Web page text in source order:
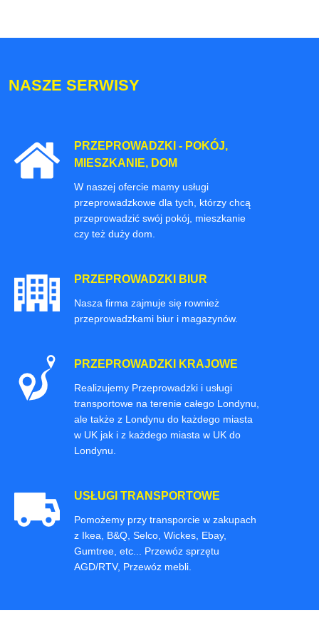
NASZE SERWISY
PRZEPROWADZKI - POKÓJ,
MIESZKANIE, DOM
W naszej ofercie mamy usługi
przeprowadzkowe dla tych, którzy chcą
przeprowadzić swój pokój, mieszkanie
czy też duży dom.
PRZEPROWADZKI BIUR
Nasza firma zajmuje się rownież
przeprowadzkami biur i magazynów.
PRZEPROWADZKI KRAJOWE
Realizujemy Przeprowadzki i usługi
transportowe na terenie całego Londynu,
ale także z Londynu do każdego miasta
w UK jak i z każdego miasta w UK do
Londynu.
USŁUGI TRANSPORTOWE
Pomożemy przy transporcie w zakupach
z Ikea, B&Q, Selco, Wickes, Ebay,
Gumtree, etc... Przewóz sprzętu
AGD/RTV, Przewóz mebli.